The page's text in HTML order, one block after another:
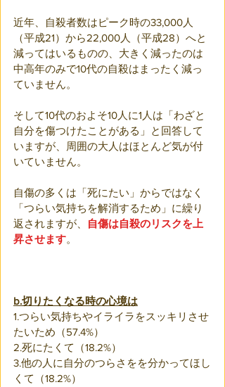
近年、自殺者数はピーク時の33,000人
（平成21）から22,000人（平成28）へと
減ってはいるものの、大きく減ったのは
中高年のみで10代の自殺はまったく減っ
ていません。
そして10代のおよそ10人に1人は「わざと
自分を傷つけたことがある」と回答して
いますが、周囲の大人はほとんど気が付
いていません。
自傷の多くは「死にたい」からではなく
「つらい気持ちを解消するため」に繰り
返されますが、
自傷は自殺のリスクを上
昇させます。
b.切りたくなる時の心境は
1.つらい気持ちやイライラをスッキリさせ
たいため（57.4%）
2.死にたくて（18.2%）
3.他の人に自分のつらさをを分かってほし
くて（18.2%）